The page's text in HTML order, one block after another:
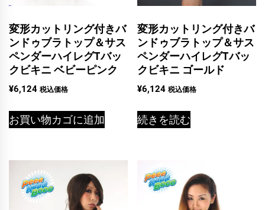
変形カットリング付きバ
ンドゥブラトップ＆サス
ペンダーハイレグTバッ
クビキニ ベビーピンク
¥6,124 税込価格
お買い物カゴに追加
変形カットリング付きバ
ンドゥブラトップ＆サス
ペンダーハイレグTバッ
クビキニ ゴールド
¥6,124 税込価格
続きを読む